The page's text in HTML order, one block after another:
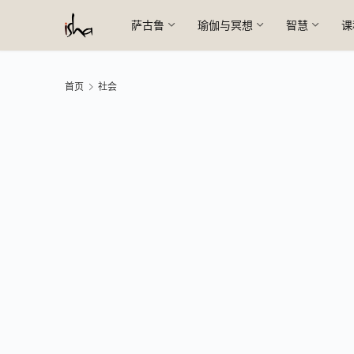
萨古鲁 瑜伽与冥想 智慧
首页 社会